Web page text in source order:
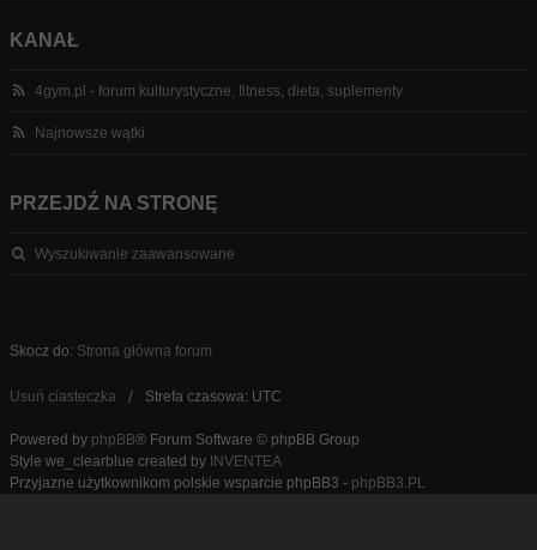
KANAŁ
4gym.pl - forum kulturystyczne, fitness, dieta, suplementy
Najnowsze wątki
PRZEJDŹ NA STRONĘ
Wyszukiwanie zaawansowane
Skocz do: Strona główna forum
Usuń ciasteczka Strefa czasowa: UTC
Powered by phpBB® Forum Software © phpBB Group
Style we_clearblue created by INVENTEA
Przyjazne użytkownikom polskie wsparcie phpBB3 - phpBB3.PL